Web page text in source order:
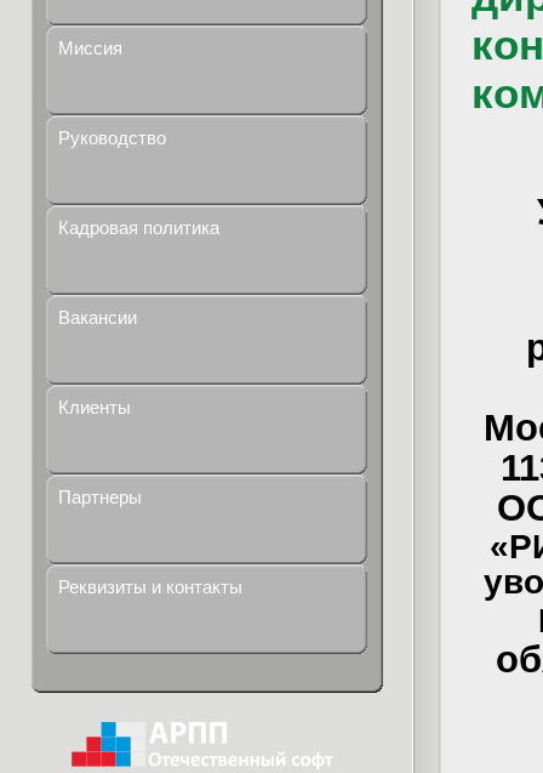
Миссия
Руководство
Кадровая политика
Вакансии
Клиенты
Партнеры
Реквизиты и контакты